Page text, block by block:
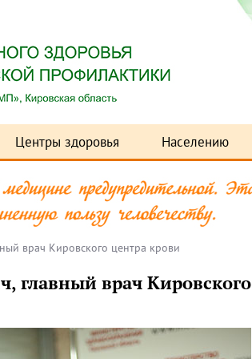
Центры здоровья Населению
врач Кировского центра крови
главный врач Кировского